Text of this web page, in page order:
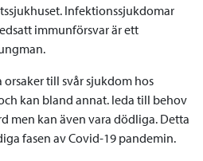
Infektionssjukdomar
immunförsvar är ett
till svår sjukdom hos
kan bland annat. leda till behov
men kan även vara dödliga. Detta
fasen av Covid-19 pandemin.